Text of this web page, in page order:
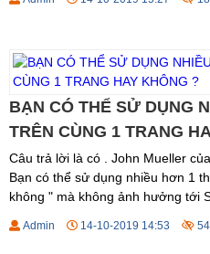
BẠN CÓ THỂ SỬ DỤNG
TRÊN CÙNG 1 TRANG
Câu trả lời là có . John Mueller
Bạn có thể sử dụng nhiều hơn 1
không " mà không ảnh hưởng tới
Admin 14-10-2019 14:53